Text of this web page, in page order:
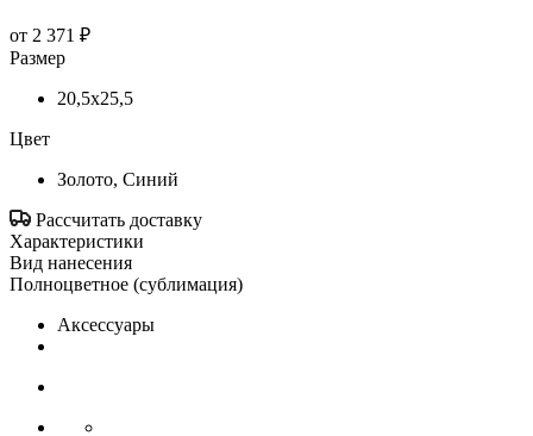
от 2 371 ₽
Размер
20,5x25,5
Цвет
Золото, Синий
Рассчитать доставку
Характеристики
Вид нанесения
Полноцветное (сублимация)
Аксессуары